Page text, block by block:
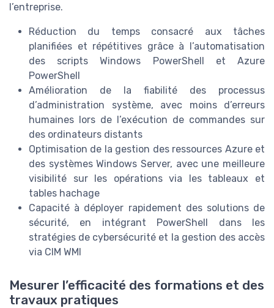
l’entreprise.
Réduction du temps consacré aux tâches
planifiées et répétitives grâce à l’automatisation
des scripts Windows PowerShell et Azure
PowerShell
Amélioration de la fiabilité des processus
d’administration système, avec moins d’erreurs
humaines lors de l’exécution de commandes sur
des ordinateurs distants
Optimisation de la gestion des ressources Azure et
des systèmes Windows Server, avec une meilleure
visibilité sur les opérations via les tableaux et
tables hachage
Capacité à déployer rapidement des solutions de
sécurité, en intégrant PowerShell dans les
stratégies de cybersécurité et la gestion des accès
via CIM WMI
Mesurer l’efficacité des formations et des
travaux pratiques